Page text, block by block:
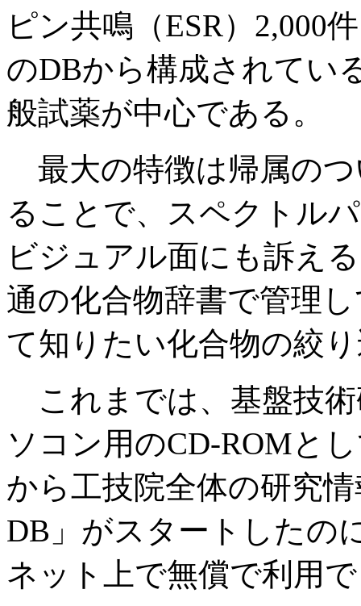
ピン共鳴（ESR）2,000
のDBから構成されてい
般試薬が中心である。
最大の特徴は帰属の
ることで、スペクトル
ビジュアル面にも訴え
通の化合物辞書で管理
て知りたい化合物の絞
これまでは、基盤技
ソコン用のCD-ROMと
から工技院全体の研究
DB」がスタートしたの
ネット上で無償で利用